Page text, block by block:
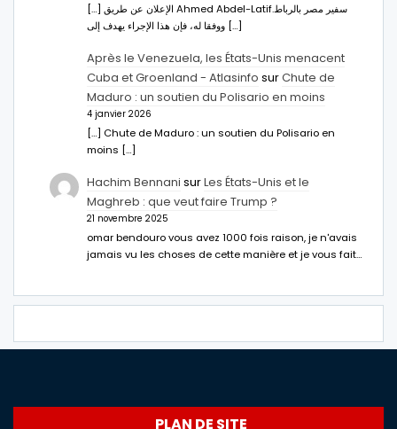
[…] الإعلان عن طريق Ahmed Abdel-Latifسفير مصر بالرباط.
ووفقا له، فإن هذا الإجراء يهدف إلى […]
Après le Venezuela, les États-Unis menacent
Cuba et Groenland - Atlasinfo surChute de
Maduro : un soutien du Polisario en moins
4 janvier 2026
[…] Chute de Maduro : un soutien du Polisario en
moins […]
Hachim Bennani surLes États-Unis et le
Maghreb : que veut faire Trump ?
21 novembre 2025
omar bendouro vous avez 1000 fois raison, je n'avais
jamais vu les choses de cette manière et je vous fait…
PLAN DE SITE